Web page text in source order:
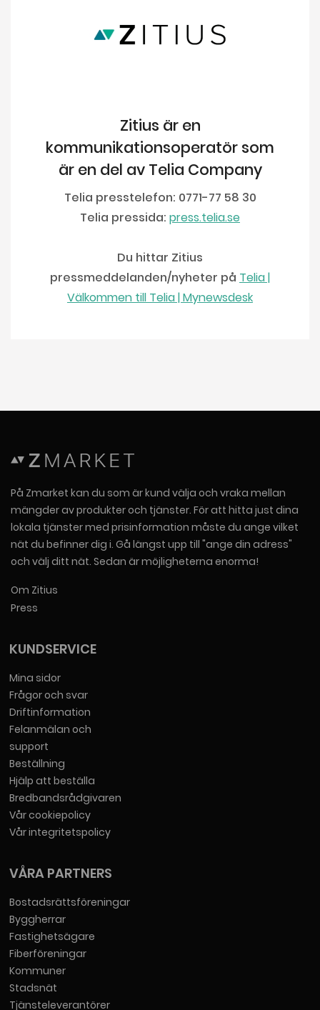
Zitius är en
kommunikationsoperatör som
är en del av Telia Company
Telia presstelefon: 0771-77 58 30
Telia pressida: press.telia.se
Du hittar Zitius
pressmeddelanden/nyheter på Telia |
Välkommen till Telia | Mynewsdesk
På Zmarket kan du som är kund välja och vraka mellan
mängder av produkter och tjänster. För att hitta just dina
lokala tjänster med prisinformation måste du ange vilket
nät du befinner dig i. Gå längst upp till "ange din adress"
och välj ditt nät. Sedan är möjligheterna enorma!
Om Zitius
Press
KUNDSERVICE
Mina sidor
Frågor och svar
Driftinformation
Felanmälan och
support
Beställning
Hjälp att beställa
Bredbandsrådgivaren
Vår cookiepolicy
Vår integritetspolicy
VÅRA PARTNERS
Bostadsrättsföreningar
Byggherrar
Fastighetsägare
Fiberföreningar
Kommuner
Stadsnät
Tjänsteleverantörer